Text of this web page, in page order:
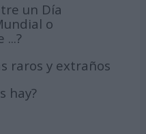
un Día
o
raros y extraños
hay?